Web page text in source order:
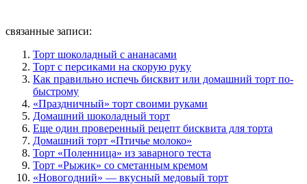
связанные записи:
Торт шоколадный с ананасами
Торт с персиками на скорую руку
Как правильно испечь бисквит или домашний торт по-
быстрому
«Праздничный» торт своими руками
Домашний шоколадный торт
Еще один проверенный рецепт бисквита для торта
Домашний торт «Птичье молоко»
Торт «Поленница» из заварного теста
Торт «Рыжик» со сметанным кремом
«Новогодний» — вкусный медовый торт